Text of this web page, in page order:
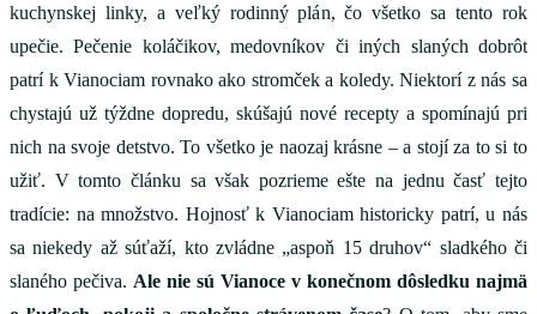
kuchynskej linky, a veľký rodinný plán, čo všetko sa tento rok
upečie. Pečenie koláčikov, medovníkov či iných slaných dobrôt
patrí k Vianociam rovnako ako stromček a koledy. Niektorí z nás sa
chystajú už týždne dopredu, skúšajú nové recepty a spomínajú pri
nich na svoje detstvo. To všetko je naozaj krásne – a stojí za to si to
užiť. V tomto článku sa však pozrieme ešte na jednu časť tejto
tradície: na množstvo. Hojnosť k Vianociam historicky patrí, u nás
sa niekedy až súťaží, kto zvládne „aspoň 15 druhov“ sladkého či
slaného pečiva. Ale nie sú Vianoce v konečnom dôsledku najmä